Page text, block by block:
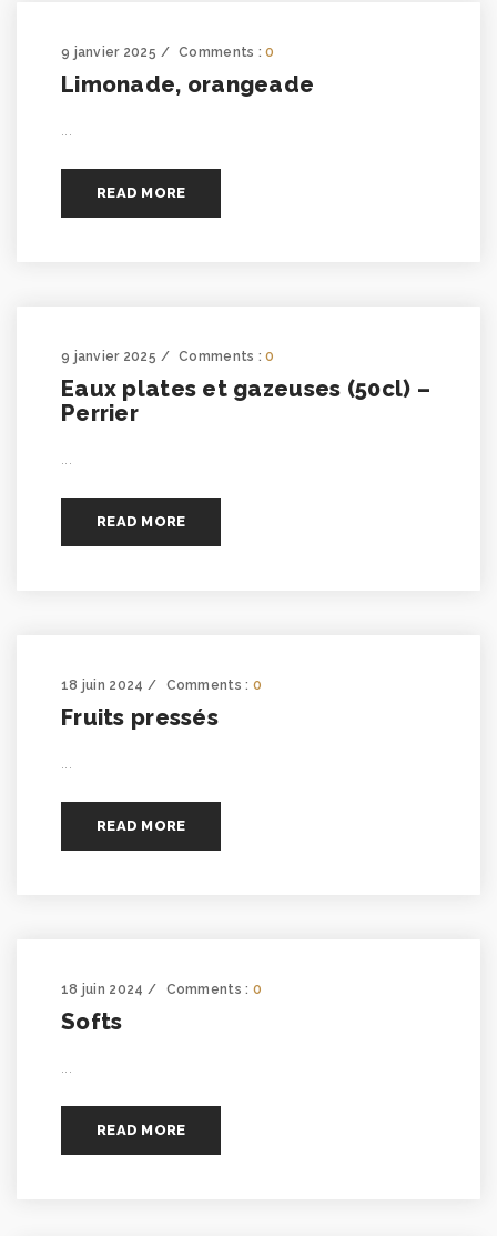
9 janvier 2025 Comments :0
Limonade, orangeade
READ MORE
9 janvier 2025 Comments :0
Eaux plates et gazeuses (50cl) –
Perrier
READ MORE
18 juin 2024 Comments : 0
Fruits pressés
READ MORE
18 juin 2024 Comments : 0
Softs
READ MORE